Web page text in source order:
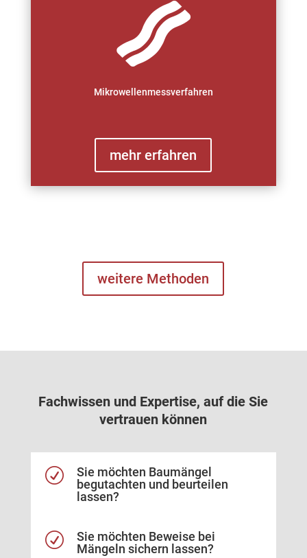

Mikrowellenmessverfahren
mehr erfahren
weitere Methoden
Fachwissen und Expertise, auf die Sie
vertrauen können
R
Sie möchten Baumängel
begutachten und beurteilen
lassen?
R
Sie möchten Beweise bei
Mängeln sichern lassen?